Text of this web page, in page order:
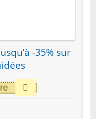
-35% sur